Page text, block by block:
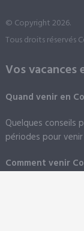
© Copyright 2026.
Tous droits réservés
Vos vacances
Quand venir en
Quelques conseils
périodes pour
Comment venir